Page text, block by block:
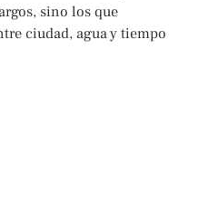
sino los que
ciudad, agua y tiempo